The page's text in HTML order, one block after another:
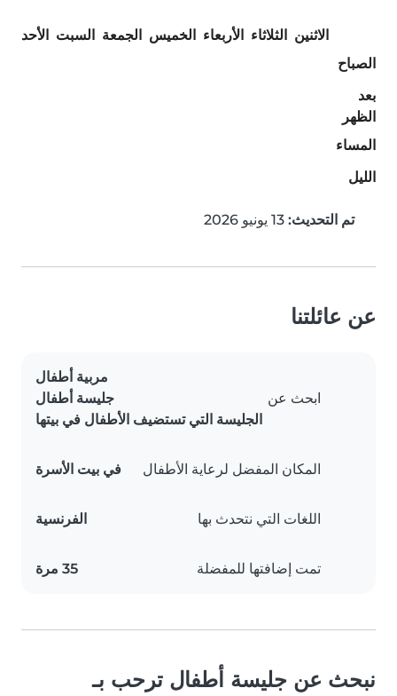
الاثنين الثلاثاء الأربعاء الخميس الجمعة السبت
الأحد
الصباح
بعد
الظهر
المساء
الليل
تم التحديث:
عن عائلتنا
ابحث عن
مربية أطفال
جليسة أطفال
الجليسة التي تستضيف الأطفال في بيتها
المكان المفضل لرعاية الأطفال في بيت الأسرة
اللغات التي نتحدث بها الفرنسية
تمت إضافتها للمفضلة 35 مرة
نبحث عن جليسة أطفال ترحب بـ